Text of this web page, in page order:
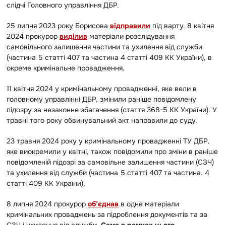
слідчі Головного управління ДБР.
25 липня 2023 року Борисова відправили під варту. 8 квітня
2024 прокурор виділив матеріали розслідування
самовільного залишення частини та ухилення від служби
(частина 5 статті 407 та частина 4 статті 409 КК України), в
окреме кримінальне провадження.
11 квітня 2024 у кримінальному провадженні, яке вели в
головному управлінні ДБР, змінили раніше повідомлену
підозру за незаконне збагачення (стаття 368-5 КК України). У
травні того року обвинувальний акт направили до суду.
23 травня 2024 року у кримінальному провадженні ТУ ДБР,
яке виокремили у квітні, також повідомили про зміни в раніше
повідомленій підозрі за самовільне залишення частини (СЗЧ)
та ухилення від служби (частина 5 статті 407 та частина. 4
статті 409 КК України).
8 липня 2024 прокурор об’єднав в одне матеріали
кримінальних проваджень за підроблення документів та за